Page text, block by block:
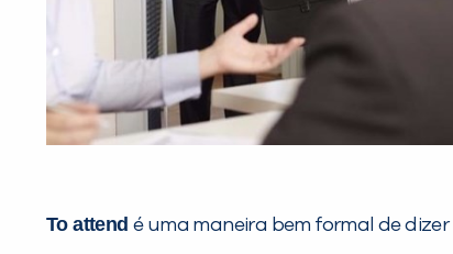
To attend é uma maneira bem formal de dizer